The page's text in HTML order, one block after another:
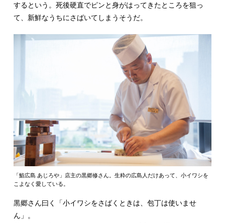
するという。死後硬直でピンと身がはってきたところを狙っ
て、新鮮なうちにさばいてしまうそうだ。
「鮨広島 あじろや」店主の黒郷修さん。生粋の広島人だけあって、小イワシを
こよなく愛している。
黒郷さん曰く「小イワシをさばくときは、包丁は使いませ
ん」。